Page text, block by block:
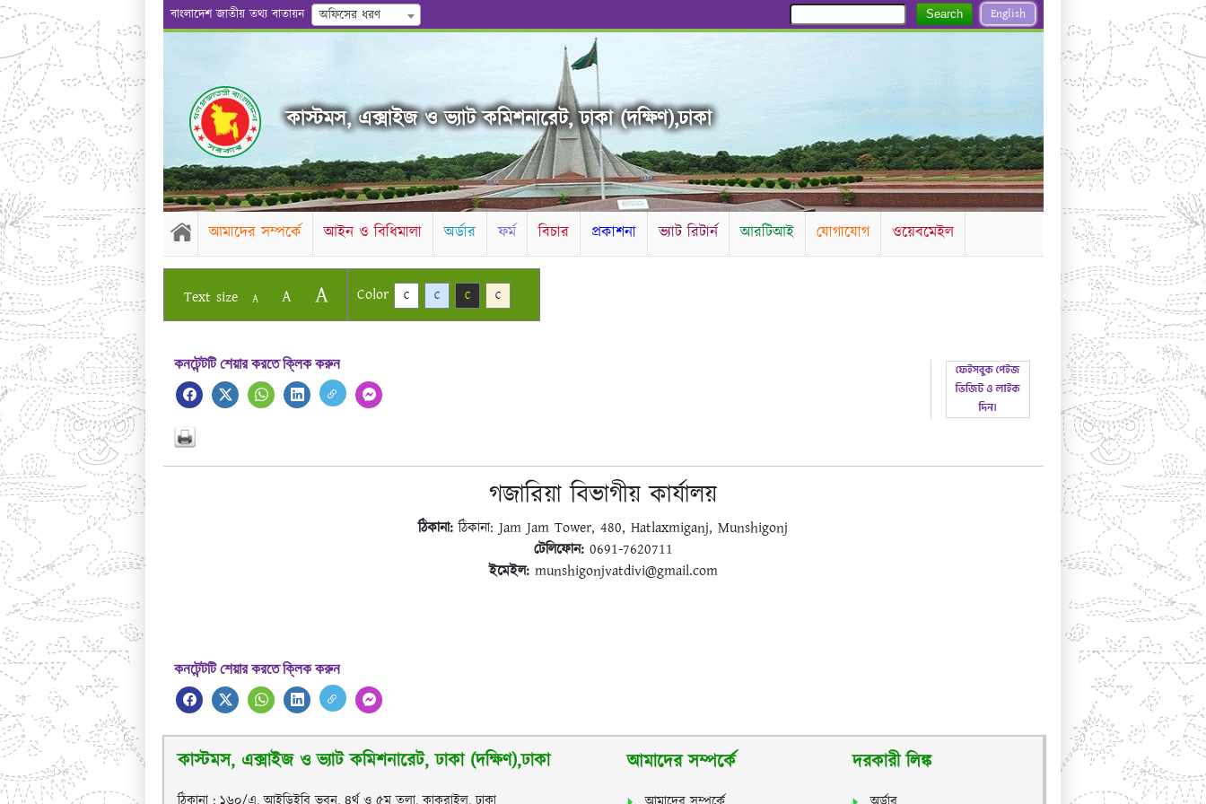
বাংলাদেশ জাতীয় তথ্য বাতায়ন অফিসের ধরণ English
Search
কাস্টমস, এক্সাইজ ও ভ্যাট কমিশনারেট, ঢাকা (দক্ষিণ),ঢাকা
আমাদের সম্পর্কে আইন ও বিধিমালা অর্ডার ফর্ম বিচার প্রকাশনা ভ্যাট রিটার্ন আরটিআই যোগাযোগ ওয়েবমেইল
Text size A A A Color C C C C
কনটেন্টটি শেয়ার করতে ক্লিক করুন
গজারিয়া বিভাগীয় কার্যালয়
ঠিকানা: ঠিকানা: Jam Jam Tower, 480, Hatlaxmiganj, Munshigonj
টেলিফোন:0691-7620711
ইমেইল:munshigonjvatdivi@gmail.com
কনটেন্টটি শেয়ার করতে ক্লিক করুন
কাস্টমস, এক্সাইজ ও ভ্যাট কমিশনারেট, ঢাকা (দক্ষিণ),ঢাকা আমাদের সম্পর্কে দরকারী লিঙ্ক